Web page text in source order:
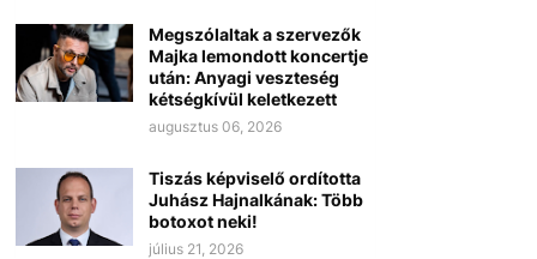
Megszólaltak a szervezők
Majka lemondott koncertje
után: Anyagi veszteség
kétségkívül keletkezett
augusztus 06, 2026
Tiszás képviselő ordította
Juhász Hajnalkának: Több
botoxot neki!
július 21, 2026